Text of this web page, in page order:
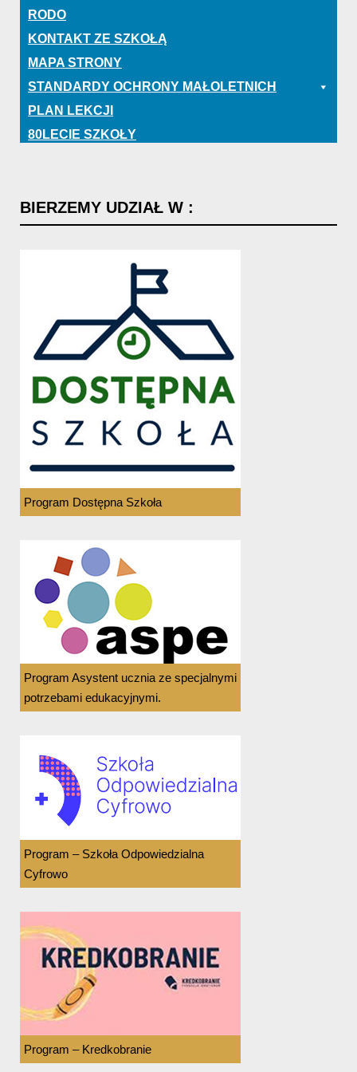
RODO
KONTAKT ZE SZKOŁĄ
MAPA STRONY
STANDARDY OCHRONY MAŁOLETNICH
PLAN LEKCJI
80LECIE SZKOŁY
BIERZEMY UDZIAŁ W :
Program Dostępna Szkoła
Program Asystent ucznia ze specjalnymi
potrzebami edukacyjnymi.
Program – Szkoła Odpowiedzialna
Cyfrowo
Program – Kredkobranie